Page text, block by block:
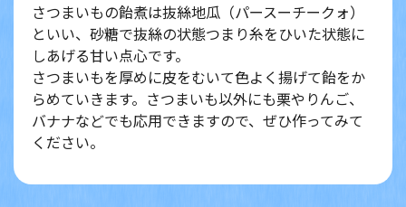
さつまいもの飴煮は抜絲地瓜（パースーチークォ）
といい、砂糖で抜絲の状態つまり糸をひいた状態に
しあげる甘い点心です。
さつまいもを厚めに皮をむいて色よく揚げて飴をか
らめていきます。さつまいも以外にも栗やりんご、
バナナなどでも応用できますので、ぜひ作ってみて
ください。